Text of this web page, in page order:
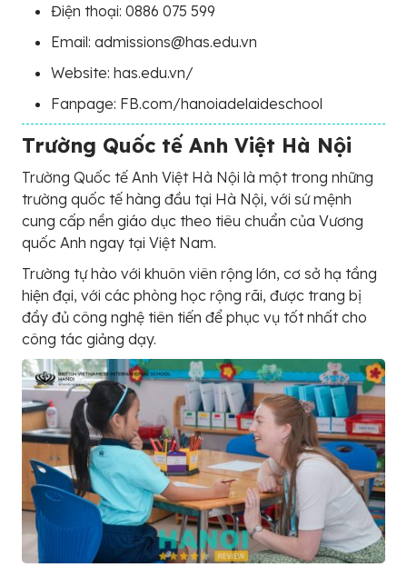
Điện thoại: 0886 075 599
Email: admissions@has.edu.vn
Website: has.edu.vn/
Fanpage: FB.com/hanoiadelaideschool
Trường Quốc tế Anh Việt Hà Nội
Trường Quốc tế Anh Việt Hà Nội là một trong những
trường quốc tế hàng đầu tại Hà Nội, với sứ mệnh
cung cấp nền giáo dục theo tiêu chuẩn của Vương
quốc Anh ngay tại Việt Nam.
Trường tự hào với khuôn viên rộng lớn, cơ sở hạ tầng
hiện đại, với các phòng học rộng rãi, được trang bị
đầy đủ công nghệ tiên tiến để phục vụ tốt nhất cho
công tác giảng dạy.